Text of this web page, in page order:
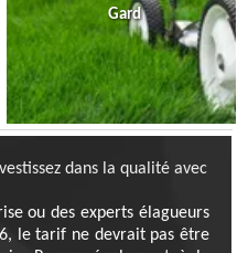
Gard
dans la qualité avec
ou des experts élagueurs
le tarif ne devrait pas être